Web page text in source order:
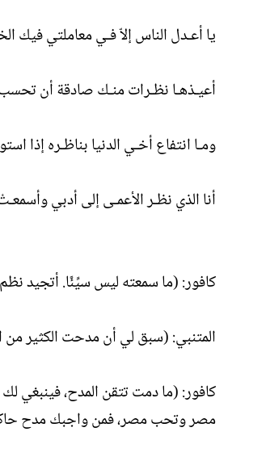
يا أعـدل الناس إلاّ فـي معاملتي فيك
أعيـذهـا نظـرات منـك صادقة أن
ومـا انتفاع أخـي الدنيا بناظـره إذا
أنا الذي نظـر الأعمـى إلى أدبي
كافور: (ما سمعته ليس سيِّئًا. أتجيد
المتنبي: (سبق لي أن مدحت الكثير من
كافور: (ما دمت تتقن المدح، فينبغي
مصر وتحب مصر، فمن واجبك مدح